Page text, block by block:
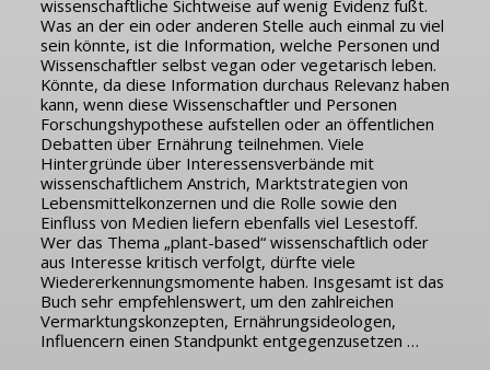
wissenschaftliche Sichtweise auf wenig Evidenz fußt.
Was an der ein oder anderen Stelle auch einmal zu viel
sein könnte, ist die Information, welche Personen und
Wissenschaftler selbst vegan oder vegetarisch leben.
Könnte, da diese Information durchaus Relevanz haben
kann, wenn diese Wissenschaftler und Personen
Forschungshypothese aufstellen oder an öffentlichen
Debatten über Ernährung teilnehmen. Viele
Hintergründe über Interessensverbände mit
wissenschaftlichem Anstrich, Marktstrategien von
Lebensmittelkonzernen und die Rolle sowie den
Einfluss von Medien liefern ebenfalls viel Lesestoff.
Wer das Thema „plant-based“ wissenschaftlich oder
aus Interesse kritisch verfolgt, dürfte viele
Wiedererkennungsmomente haben. Insgesamt ist das
Buch sehr empfehlenswert, um den zahlreichen
Vermarktungskonzepten, Ernährungsideologen,
Influencern einen Standpunkt entgegenzusetzen …